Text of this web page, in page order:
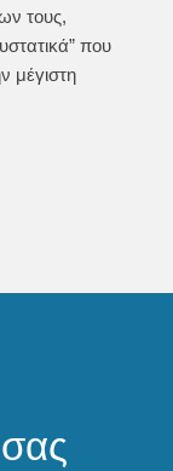
τους,
που
μέγιστη